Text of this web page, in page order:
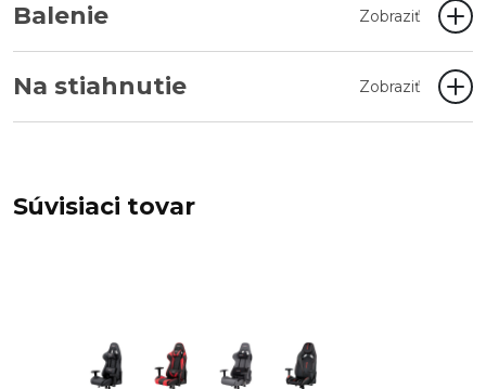
Balenie Zobraziť
Na stiahnutie Zobraziť
Súvisiaci tovar